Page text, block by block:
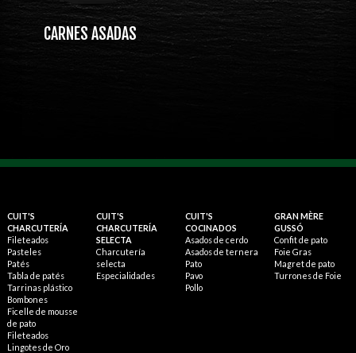
CARNES ASADAS
CUIT'S
CHARCUTERÍA
Fileteados
Pasteles
Patés
Tabla de patés
Tarrinas plástico
Bombones
Ficelle de mousse
de pato
Fileteados
Lingotes de Oro
CUIT'S
CHARCUTERÍA
SELECTA
Charcutería
selecta
Especialidades
CUIT'S
COCINADOS
Asados de cerdo
Asados de ternera
Pato
Pavo
Pollo
GRAN MÈRE
GUSSÓ
Confit de pato
Foie Gras
Magret de pato
Turrones de Foie